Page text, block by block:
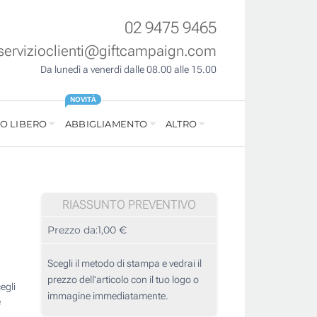
02 9475 9465
Da lunedì a venerdì dalle 08.00 alle 15.00
LIBERO ABBIGLIAMENTO
NOVITÀ
ALTRO
RIASSUNTO PREVENTIVO
Prezzo da:1,00 €
Scegli il metodo di stampa e vedrai il
prezzo dell'articolo con il tuo logo o
immagine immediatamente.